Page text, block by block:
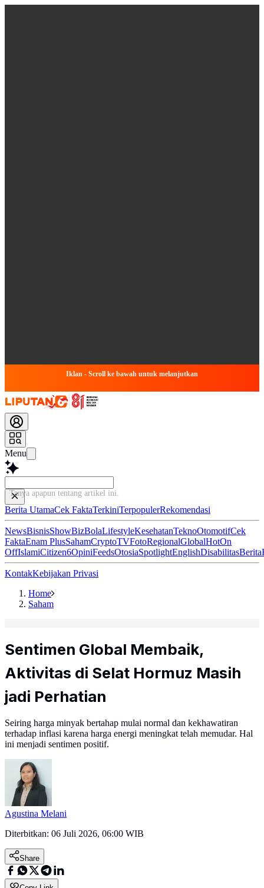
Iklan - Scroll ke bawah untuk melanjutkan
Menu
Tanya apapun tentang artikel in
Berita UtamaCek FaktaTerkiniTerpopulerRekomendasi
NewsBisnisShowBizBolaLifestyleKesehatanTeknoOtomotifCek
FaktaEnam PlusSahamCryptoTVFotoRegionalGlobalHotOn
OffIslamiCitizen6OpiniFeedsOtosiaSpotlightEnglishDisabilitasBerita
KontakKebijakan Privasi
Home
Saham
Sentimen Global Membaik,
Aktivitas di Selat Hormuz Masih
jadi Perhatian
Seiring harga minyak bertahap mulai normal dan kekhawatiran
terhadap inflasi karena harga energi meningkat telah memudar. Hal
ini menjadi sentimen positif.
Agustina Melani
Diterbitkan: 06 Juli 2026, 06:00 WIB
Share